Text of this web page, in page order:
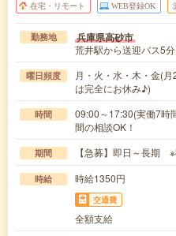
在宅・リモート WEB登録OK
勤務地 兵庫県高砂市
荒井駅から送迎バス5分
曜日頻度
月・火・水・木・金(
は完全にお休み♪)
時間
09:00～17:30(実働7
間の相談OK！
期間 【急募】即日～長期
時給 時給1350円
交通費
全額支給